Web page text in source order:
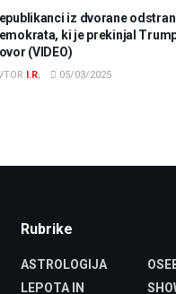
iz dvorane
ki je prekinjal
(VIDEO)
I.R. 05/03/2025
Rubrike
ASTROLOGIJA
LEPOTA IN